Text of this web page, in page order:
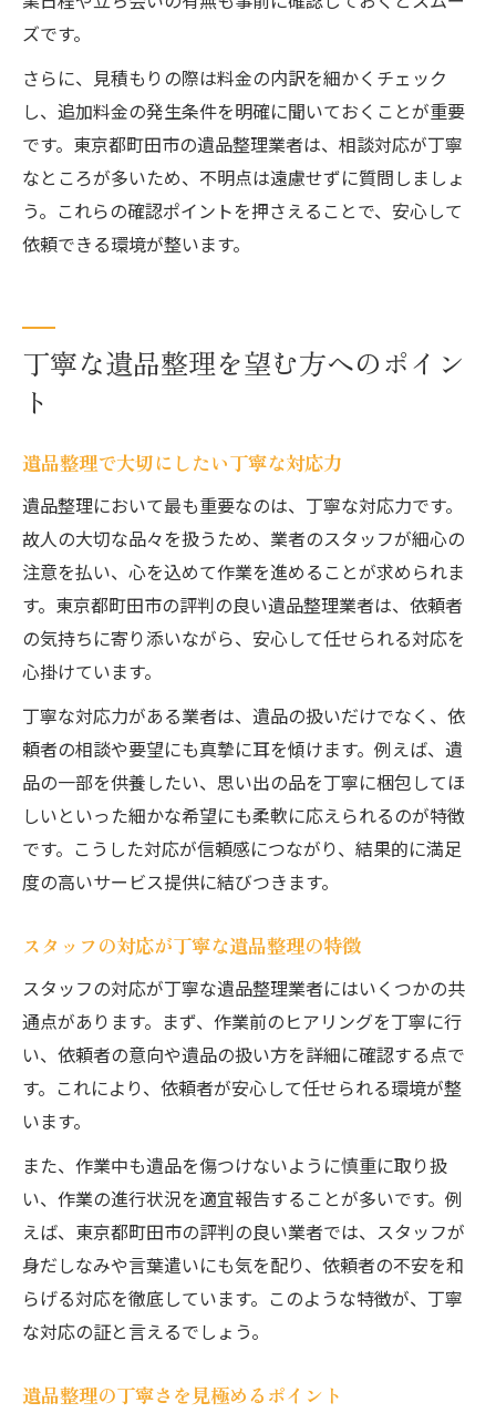
ズです。
さらに、見積もりの際は料金の内訳を細かくチェック
し、追加料金の発生条件を明確に聞いておくことが重要
です。東京都町田市の遺品整理業者は、相談対応が丁寧
なところが多いため、不明点は遠慮せずに質問しましょ
う。これらの確認ポイントを押さえることで、安心して
依頼できる環境が整います。
丁寧な遺品整理を望む方へのポイン
ト
遺品整理で大切にしたい丁寧な対応力
遺品整理において最も重要なのは、丁寧な対応力です。
故人の大切な品々を扱うため、業者のスタッフが細心の
注意を払い、心を込めて作業を進めることが求められま
す。東京都町田市の評判の良い遺品整理業者は、依頼者
の気持ちに寄り添いながら、安心して任せられる対応を
心掛けています。
丁寧な対応力がある業者は、遺品の扱いだけでなく、依
頼者の相談や要望にも真摯に耳を傾けます。例えば、遺
品の一部を供養したい、思い出の品を丁寧に梱包してほ
しいといった細かな希望にも柔軟に応えられるのが特徴
です。こうした対応が信頼感につながり、結果的に満足
度の高いサービス提供に結びつきます。
スタッフの対応が丁寧な遺品整理の特徴
スタッフの対応が丁寧な遺品整理業者にはいくつかの共
通点があります。まず、作業前のヒアリングを丁寧に行
い、依頼者の意向や遺品の扱い方を詳細に確認する点で
す。これにより、依頼者が安心して任せられる環境が整
います。
また、作業中も遺品を傷つけないように慎重に取り扱
い、作業の進行状況を適宜報告することが多いです。例
えば、東京都町田市の評判の良い業者では、スタッフが
身だしなみや言葉遣いにも気を配り、依頼者の不安を和
らげる対応を徹底しています。このような特徴が、丁寧
な対応の証と言えるでしょう。
遺品整理の丁寧さを見極めるポイント